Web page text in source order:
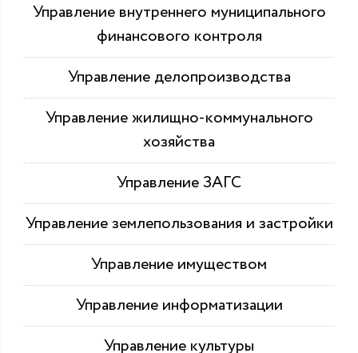
Управление внутреннего муниципального
финансового контроля
Управление делопроизводства
Управление жилищно-коммунального
хозяйства
Управление ЗАГС
Управление землепользования и застройки
Управление имуществом
Управление информатизации
Управление культуры